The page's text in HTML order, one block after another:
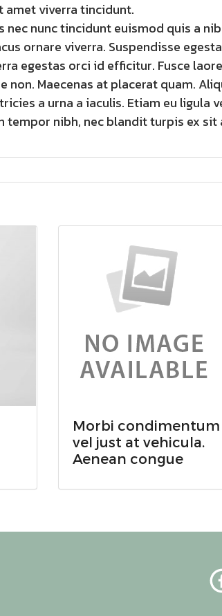
amet viverra tincidunt.
nec nunc tincidunt euismod quis a
ornare viverra. Suspendisse
egestas orci id efficitur. Fusce
non. Maecenas at placerat quam.
a urna a iaculis. Etiam eu
tempor nibh, nec blandit turpis ex
Morbi condimentum
vel just at vehicula.
Aenean congue